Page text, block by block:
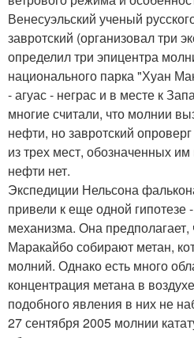
Венесуэльский ученый
завротский (организовал три
определил три эпицентра
национального парка "Хуан
- агуас - неграс и в месте к
многие считали, что молнии
нефти, но завротский
из трех мест, обозначенных
нефти нет.
Экспедиции Нельсона
привели к еще одной гипотезе
механизма. Она
Маракайбо собирают метан,
молний. Однако есть много
концентрация метана в
подобного явления в них не
27 сентября 2005 молнии